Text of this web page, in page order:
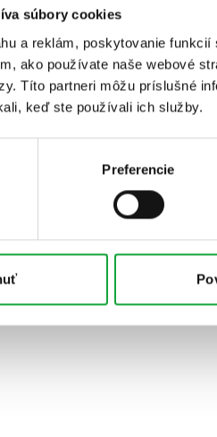
súbory cookies
a reklám, poskytovanie
ako používate naše webové
Títo partneri môžu príslušné
keď ste používali ich služby.
Preferencie